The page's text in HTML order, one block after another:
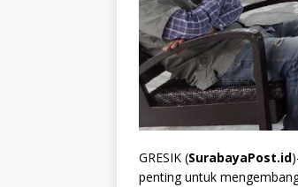
GRESIK (SurabayaPost.id
penting untuk